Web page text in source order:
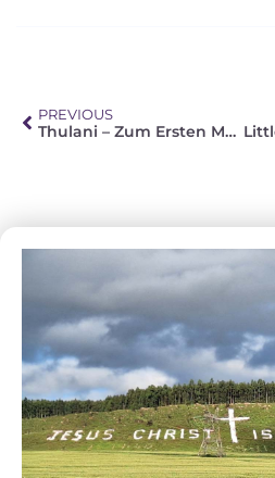
PREVIOUS
Thulani – Zum Ersten Mal Im Gottesdienst